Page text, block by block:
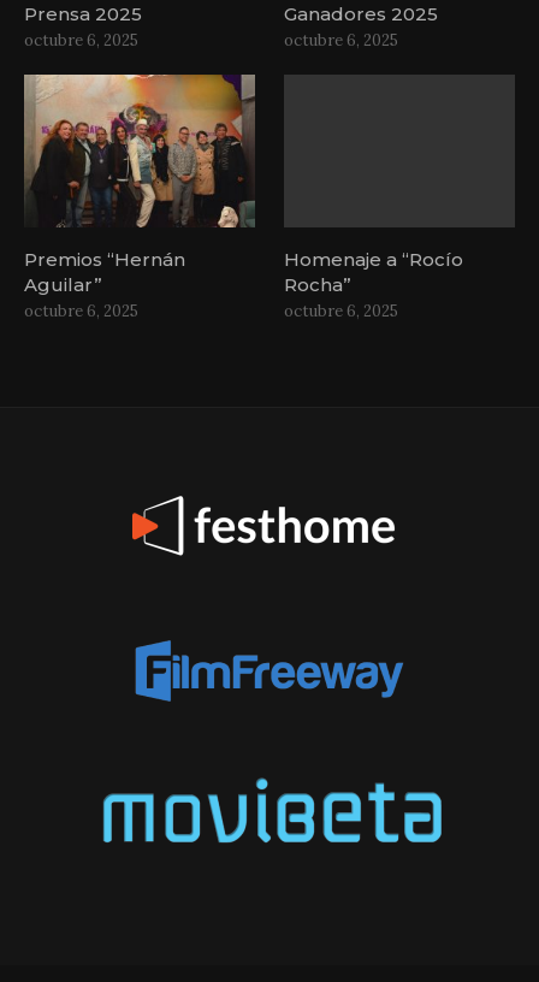
Prensa 2025
octubre 6, 2025
Ganadores 2025
octubre 6, 2025
Premios “Hernán
Aguilar”
octubre 6, 2025
Homenaje a “Rocío
Rocha”
octubre 6, 2025